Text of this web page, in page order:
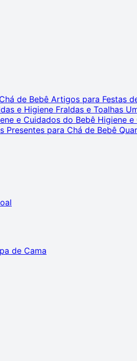
de Bebê Artigos para Festas
e Higiene Fraldas e Toalhas
e Cuidados do Bebê Higiene e
Presentes para Chá de Bebê
de Cama